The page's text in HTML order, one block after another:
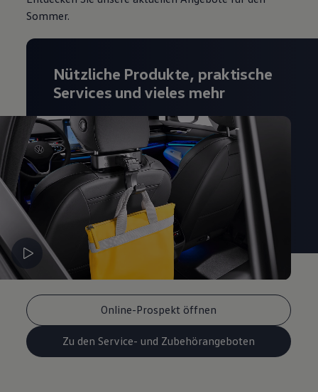
Sommer.
Online-Prospekt öffnen
Zu den Service- und Zubehörangeboten
Nützliche Produkte, praktische
Services und vieles mehr